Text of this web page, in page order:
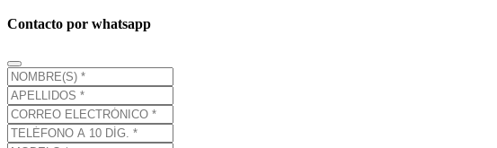
Contacto por whatsapp